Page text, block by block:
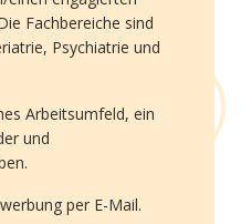
Fachbereiche sind
Psychiatrie und
Arbeitsumfeld, ein
und
per E-Mail.